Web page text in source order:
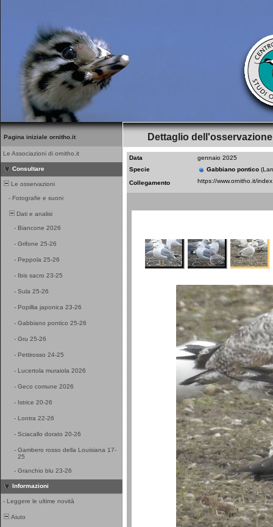
Pagina iniziale ornitho.it
Le Associazioni di ornitho.it
Consultare
Le osservazioni
- Fotografie e suoni
Dati e analisi
- Biancone 2026
- Grifone 25-26
- Peppola 25-26
- Ibis sacro 23-25
- Sula 25-26
- Popillia japonica 23-26
- Gabbiano pontico 25-26
- Gru 25-26
- Pettirosso 24-25
- Lucertola muraiola 2026
- Geco comune 2026
- Istrice 20-26
- Lontra 22-26
- Sciacallo dorato 20-26
- Gambero rosso della Louisiana 17-
25
- Granchio blu 23-26
Informazioni
- Leggere le ultime novità
Aiuto
Dettaglio dell'osservazione
Data
gennaio 2025
Specie
Gabbiano pontico
Collegamento